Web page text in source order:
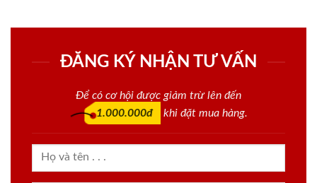
ĐĂNG KÝ NHẬN TƯ VẤN
Để có cơ hội được giảm trừ lên đến
1.000.000đ
khi đặt mua hàng.